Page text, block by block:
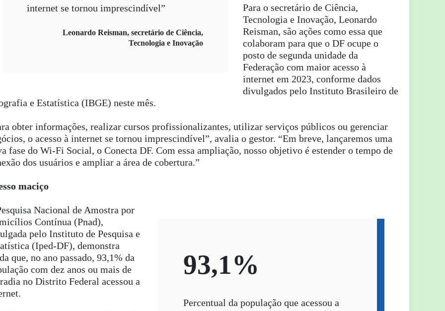
internet se tornou imprescindível”
Leonardo Reisman, secretário de Ciência,
Tecnologia e Inovação
Para o secretário de Ciência,
Tecnologia e Inovação, Leonardo
Reisman, são ações como essa que
colaboram para que o DF ocupe o
posto de segunda unidade da
Federação com maior acesso à
internet em 2023, conforme dados
divulgados pelo Instituto Brasileiro de
e Estatística (IBGE) neste mês.
obter informações, realizar cursos profissionalizantes, utilizar serviços públicos ou gerenciar
o acesso à internet se tornou imprescindível”, avalia o gestor. “Em breve, lançaremos uma
fase do Wi-Fi Social, o Conecta DF. Com essa ampliação, nosso objetivo é estender o tempo de
dos usuários e ampliar a área de cobertura.”
maciço
93,1%
Percentual da população que acessou a
Nacional de Amostra por
Contínua (Pnad),
pelo Instituto de Pesquisa e
(Iped-DF), demonstra
que, no ano passado, 93,1% da
com dez anos ou mais de
no Distrito Federal acessou a